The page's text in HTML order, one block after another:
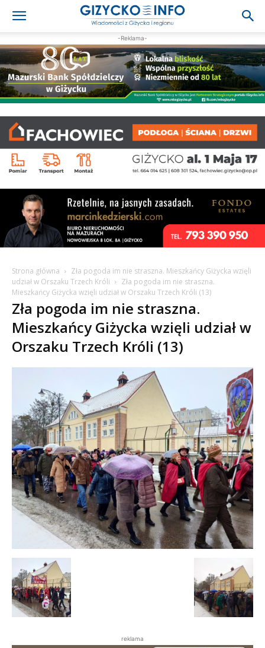
-Reklama-
Strona główna
Zła pogoda im nie straszna. Mieszkańcy Giżycka wzięli
udział w Orszaku Trzech Króli
Zła pogoda im nie straszna.
Mieszkańcy Giżycka wzięli udział w Orszaku Trzech Króli (13)
Zła pogoda im nie straszna.
Mieszkańcy Giżycka wzięli udział w
Orszaku Trzech Króli (13)
reklama